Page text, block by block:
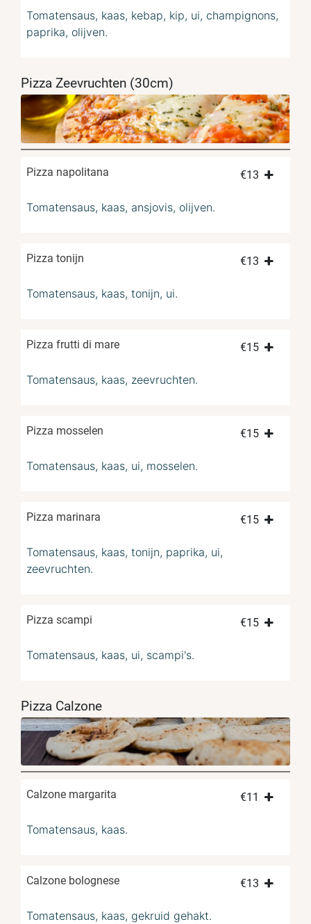
Tomatensaus, kaas, kebap, kip, ui, champignons,
paprika, olijven.
Pizza Zeevruchten (30cm)
Pizza napolitana €13
Tomatensaus, kaas, ansjovis, olijven.
Pizza tonijn €13
Tomatensaus, kaas, tonijn, ui.
Pizza frutti di mare €15
Tomatensaus, kaas, zeevruchten.
Pizza mosselen €15
Tomatensaus, kaas, ui, mosselen.
Pizza marinara €15
Tomatensaus, kaas, tonijn, paprika, ui,
zeevruchten.
Pizza scampi €15
Tomatensaus, kaas, ui, scampi's.
Pizza Calzone
Calzone margarita €11
Tomatensaus, kaas.
Calzone bolognese €13
Tomatensaus, kaas, gekruid gehakt.